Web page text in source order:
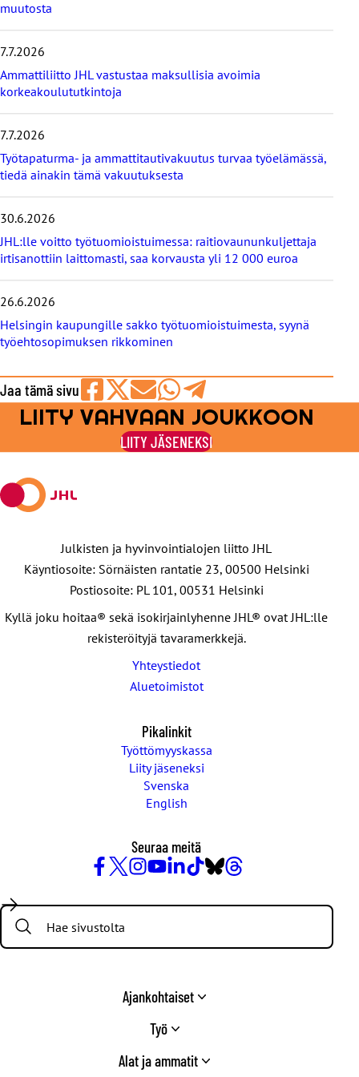
i
ä
t
u
u
t
i
e
t
muutosta
7.7.2026
Ammattiliitto JHL vastustaa maksullisia avoimia
korkeakoulututkintoja
7.7.2026
Työtapaturma- ja ammattitautivakuutus turvaa työelämässä,
tiedä ainakin tämä vakuutuksesta
30.6.2026
JHL:lle voitto työtuomioistuimessa: raitiovaununkuljettaja
irtisanottiin laittomasti, saa korvausta yli 12 000 euroa
26.6.2026
Helsingin kaupungille sakko työtuomioistuimesta, syynä
työehtosopimuksen rikkominen
Jaa tämä sivu
Jaa
Facebookissa
Jaa
viestipalvelu
X:ssä
Jaa
sähköpostilla
Jaa
WhatsAppilla
Jaa
Telegramilla
LIITY VAHVAAN JOUKKOON
LIITY JÄSENEKSI
Julkisten ja hyvinvointialojen liitto JHL
Käyntiosoite: Sörnäisten rantatie 23, 00500 Helsinki
Postiosoite: PL 101, 00531 Helsinki
Kyllä joku hoitaa® sekä isokirjainlyhenne JHL® ovat JHL:lle
rekisteröityjä tavaramerkkejä.
Yhteystiedot
Aluetoimistot
Pikalinkit
Työttömyyskassa
Liity jäseneksi
Svenska
English
Seuraa meitä
/
Twitter
Search:
Ajankohtaiset
Työ
Alat ja ammatit